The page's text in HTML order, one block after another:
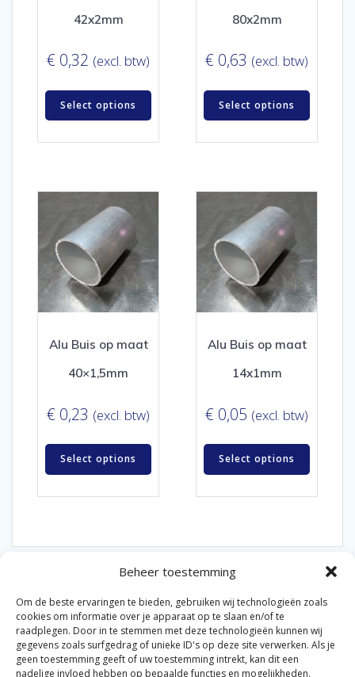
Beheer toestemming
Om de beste ervaringen te bieden, gebruiken wij technologieën zoals
cookies om informatie over je apparaat op te slaan en/of te
raadplegen. Door in te stemmen met deze technologieën kunnen wij
gegevens zoals surfgedrag of unieke ID's op deze site verwerken. Als je
geen toestemming geeft of uw toestemming intrekt, kan dit een
nadelige invloed hebben op bepaalde functies en mogelijkheden.
42x2mm
€ 0,32 (excl. btw)
Select options
80x2mm
€ 0,63 (excl. btw)
Select options
Alu Buis op maat
40×1,5mm
€ 0,23 (excl. btw)
Select options
Alu Buis op maat
14x1mm
€ 0,05 (excl. btw)
Select options
© 2026 Van der Bel Las en Radiateurenbedrijf.